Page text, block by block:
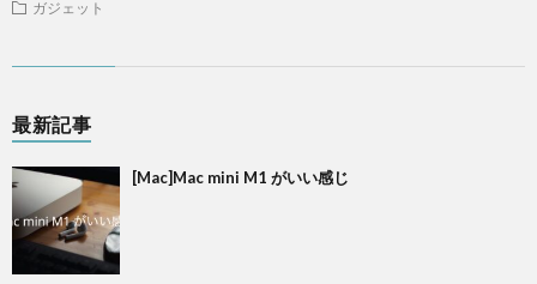
ガジェット
最新記事
[Mac]Mac mini M1 がいい感じ